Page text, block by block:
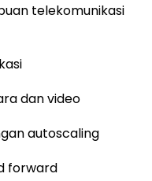
telekomunikasi
dan video
autoscaling
forward